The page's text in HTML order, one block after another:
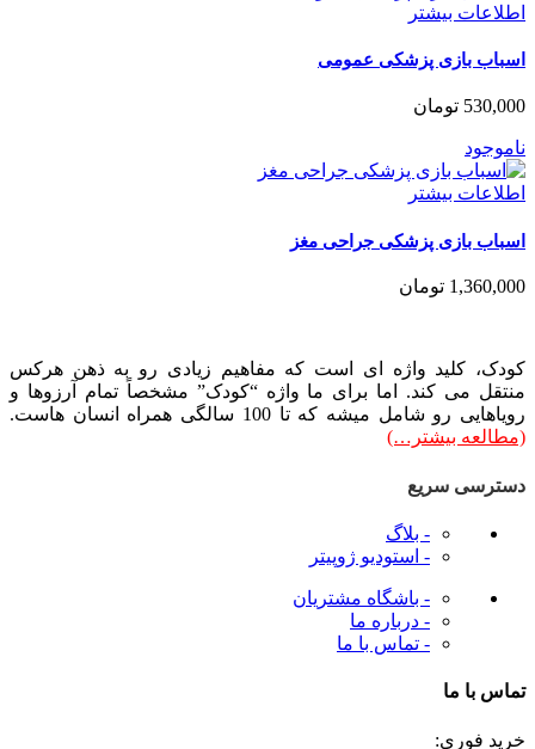
اطلاعات بیشتر
اسباب بازی پزشکی عمومی
530,000 تومان
ناموجود
اطلاعات بیشتر
اسباب بازی پزشکی جراحی مغز
1,360,000 تومان
کودک، کلید واژه ای است که مفاهیم زیادی رو به ذهن هرکس
منتقل می کند. اما برای ما واژه “کودک” مشخصاً تمام آرزوها و
رویاهایی رو شامل میشه که تا 100 سالگی همراه انسان هاست.
(مطالعه بیشتر…)
دسترسی سریع
- بلاگ
- استودیو ژوپیتر
- باشگاه مشتریان
- درباره ما
- تماس با ما
تماس با ما
خرید فوری: